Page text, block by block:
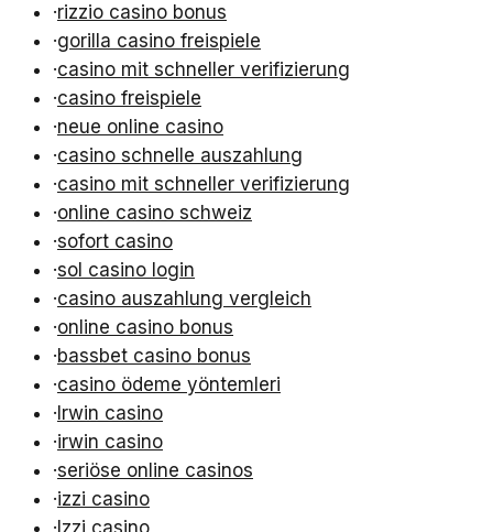
·rizzio casino bonus
·gorilla casino freispiele
·casino mit schneller verifizierung
·casino freispiele
·neue online casino
·casino schnelle auszahlung
·casino mit schneller verifizierung
·online casino schweiz
·sofort casino
·sol casino login
·casino auszahlung vergleich
·online casino bonus
·bassbet casino bonus
·casino ödeme yöntemleri
· Irwin casino
·irwin casino
·seriöse online casinos
·izzi casino